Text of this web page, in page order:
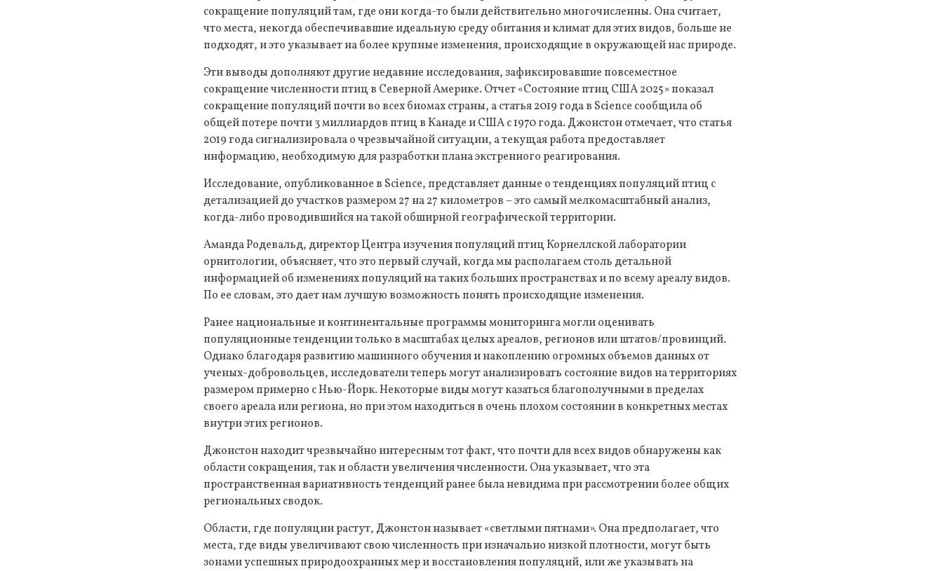
сокращение популяций там, где они когда-то были действительно многочисленны. Она считает,
что места, некогда обеспечивавшие идеальную среду обитания и климат для этих видов, больше не
подходят, и это указывает на более крупные изменения, происходящие в окружающей нас природе.
Эти выводы дополняют другие недавние исследования, зафиксировавшие повсеместное
сокращение численности птиц в Северной Америке. Отчет «Состояние птиц США 2025» показал
сокращение популяций почти во всех биомах страны, а статья 2019 года в Science сообщила об
общей потере почти 3 миллиардов птиц в Канаде и США с 1970 года. Джонстон отмечает, что статья
2019 года сигнализировала о чрезвычайной ситуации, а текущая работа предоставляет
информацию, необходимую для разработки плана экстренного реагирования.
Исследование, опубликованное в Science, представляет данные о тенденциях популяций птиц с
детализацией до участков размером 27 на 27 километров – это самый мелкомасштабный анализ,
когда-либо проводившийся на такой обширной географической территории.
Аманда Родевальд, директор Центра изучения популяций птиц Корнеллской лаборатории
орнитологии, объясняет, что это первый случай, когда мы располагаем столь детальной
информацией об изменениях популяций на таких больших пространствах и по всему ареалу видов.
По ее словам, это дает нам лучшую возможность понять происходящие изменения.
Ранее национальные и континентальные программы мониторинга могли оценивать
популяционные тенденции только в масштабах целых ареалов, регионов или штатов/провинций.
Однако благодаря развитию машинного обучения и накоплению огромных объемов данных от
ученых-добровольцев, исследователи теперь могут анализировать состояние видов на территориях
размером примерно с Нью-Йорк. Некоторые виды могут казаться благополучными в пределах
своего ареала или региона, но при этом находиться в очень плохом состоянии в конкретных местах
внутри этих регионов.
Джонстон находит чрезвычайно интересным тот факт, что почти для всех видов обнаружены как
области сокращения, так и области увеличения численности. Она указывает, что эта
пространственная вариативность тенденций ранее была невидима при рассмотрении более общих
региональных сводок.
Области, где популяции растут, Джонстон называет «светлыми пятнами». Она предполагает, что
места, где виды увеличивают свою численность при изначально низкой плотности, могут быть
зонами успешных природоохранных мер и восстановления популяций, или же указывать на